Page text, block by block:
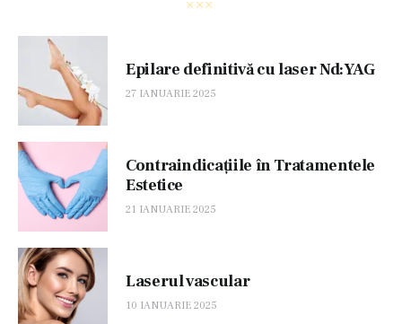
Epilare definitivă cu laser Nd:YAG
27 IANUARIE 2025
Contraindicațiile în Tratamentele
Estetice
21 IANUARIE 2025
Laserul vascular
10 IANUARIE 2025